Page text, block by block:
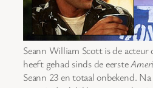
Seann William Scott is de acteur
heeft gehad sinds de eerste
Seann 23 en totaal onbekend. Na